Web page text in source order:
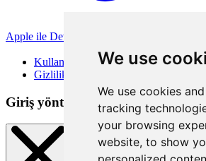
We use
We use cookies
tracking
your browsing
website, to show
Apple ile Devam Et
Kullanım Koşulları
Gizlilik Politikası
Giriş yöntemleri